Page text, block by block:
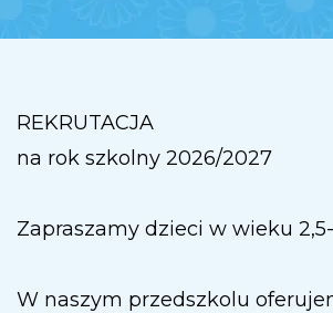
REKRUTACJA
na rok szkolny 2026/2027
Zapraszamy dzieci w wieku
W naszym przedszkolu